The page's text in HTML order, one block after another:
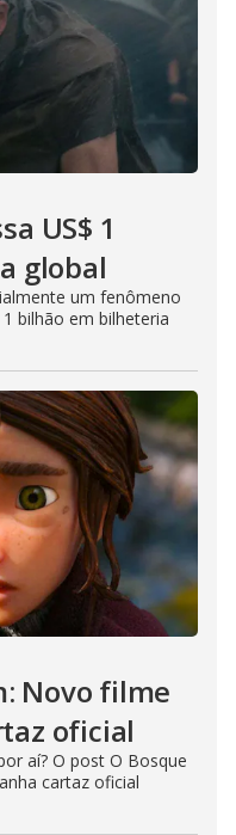
US$ 1
global
um fenômeno
bilhão em bilheteria
Novo filme
oficial
aí? O post O Bosque
cartaz oficial